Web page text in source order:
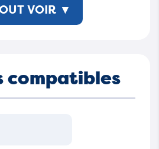
9HP (DV6DTED)
N47 D20 C
T3DB
VOIR ▾
compatibles